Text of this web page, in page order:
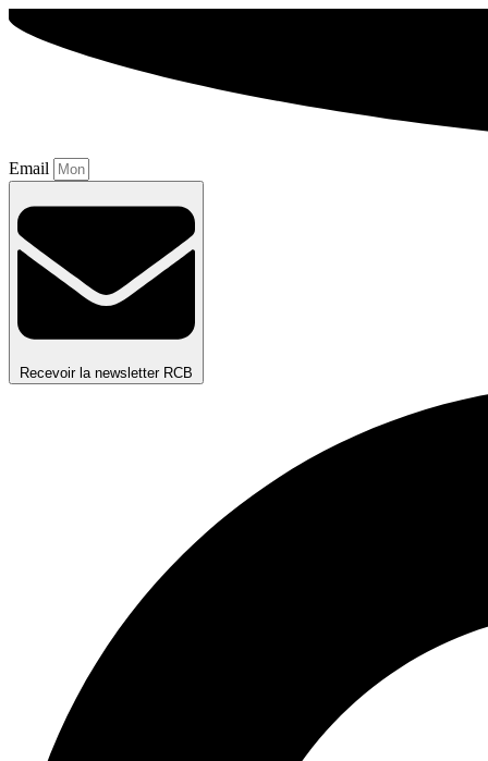
Aller
au
Email
Recevoir la newsletter RCB